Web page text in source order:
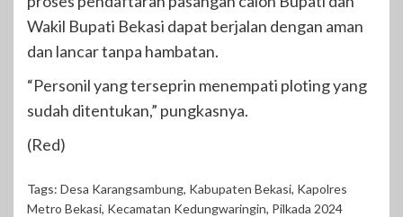
Wakil Bupati Bekasi dapat berjalan dengan aman
dan lancar tanpa hambatan.
“Personil yang terseprin menempati ploting yang
sudah ditentukan,” pungkasnya.
(Red)
Tags: Desa Karangsambung, Kabupaten Bekasi, Kapolres
Metro Bekasi, Kecamatan Kedungwaringin, Pilkada 2024